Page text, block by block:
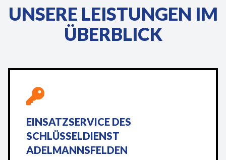
UNSERE LEISTUNGEN IM
ÜBERBLICK
EINSATZSERVICE DES
SCHLÜSSELDIENST
ADELMANNSFELDEN